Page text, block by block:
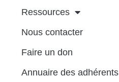
Ressources
Nous contacter
Faire un don
Annuaire des adhérents